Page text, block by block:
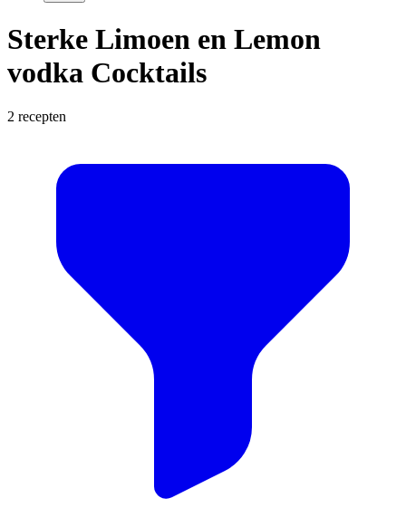
Sterke Limoen en Lemon
vodka Cocktails
2 recepten